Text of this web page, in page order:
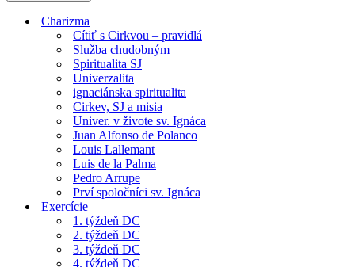
Charizma
Cítiť s Cirkvou – pravidlá
Služba chudobným
Spiritualita SJ
Univerzalita
ignaciánska spiritualita
Cirkev, SJ a misia
Univer. v živote sv. Ignáca
Juan Alfonso de Polanco
Louis Lallemant
Luis de la Palma
Pedro Arrupe
Prví spoločníci sv. Ignáca
Exercície
1. týždeň DC
2. týždeň DC
3. týždeň DC
4. týždeň DC